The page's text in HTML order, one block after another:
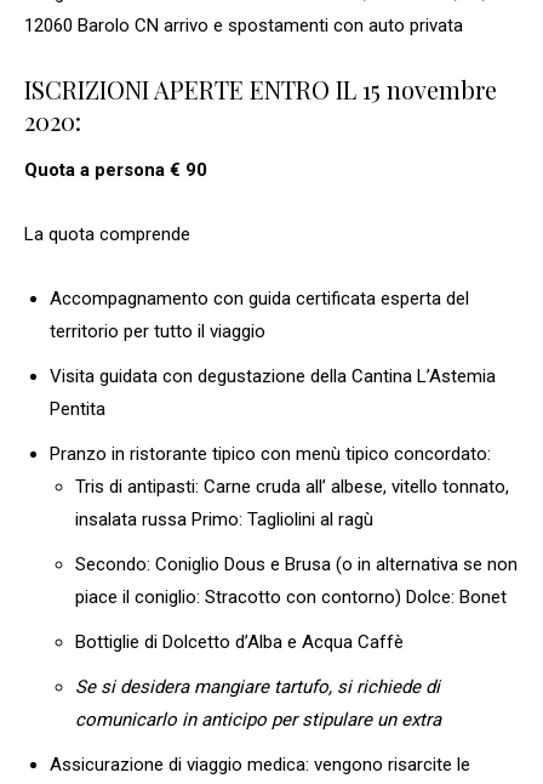
12060 Barolo CN arrivo e spostamenti con auto privata
ISCRIZIONI APERTE ENTRO IL 15 novembre
2020:
Quota a persona € 90
La quota comprende
Accompagnamento con guida certificata esperta del
territorio per tutto il viaggio
Visita guidata con degustazione della Cantina L’Astemia
Pentita
Pranzo in ristorante tipico con menù tipico concordato:
Tris di antipasti: Carne cruda all’ albese, vitello tonnato,
insalata russa Primo: Tagliolini al ragù
Secondo: Coniglio Dous e Brusa (o in alternativa se non
piace il coniglio: Stracotto con contorno) Dolce: Bonet
Bottiglie di Dolcetto d’Alba e Acqua Caffè
Se si desidera mangiare tartufo, si richiede di
comunicarlo in anticipo per stipulare un extra
Assicurazione di viaggio medica: vengono risarcite le